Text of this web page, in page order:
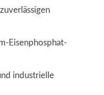
Eisenphosphat-
industrielle